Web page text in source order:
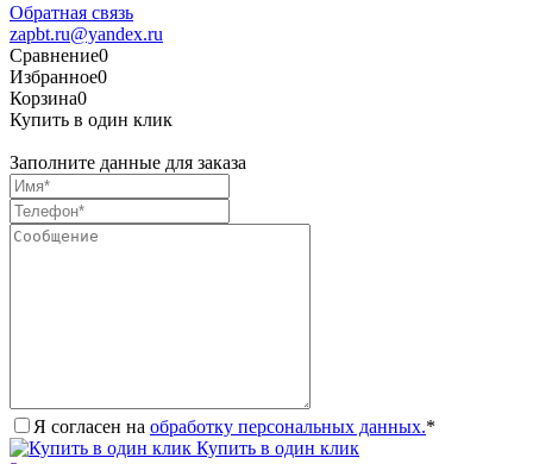
Обратная связь
zapbt.ru@yandex.ru
Сравнение0
Избранное0
Корзина0
Купить в один клик
Заполните данные для заказа
Я согласен на обработку персональных данных.*
Купить в один клик